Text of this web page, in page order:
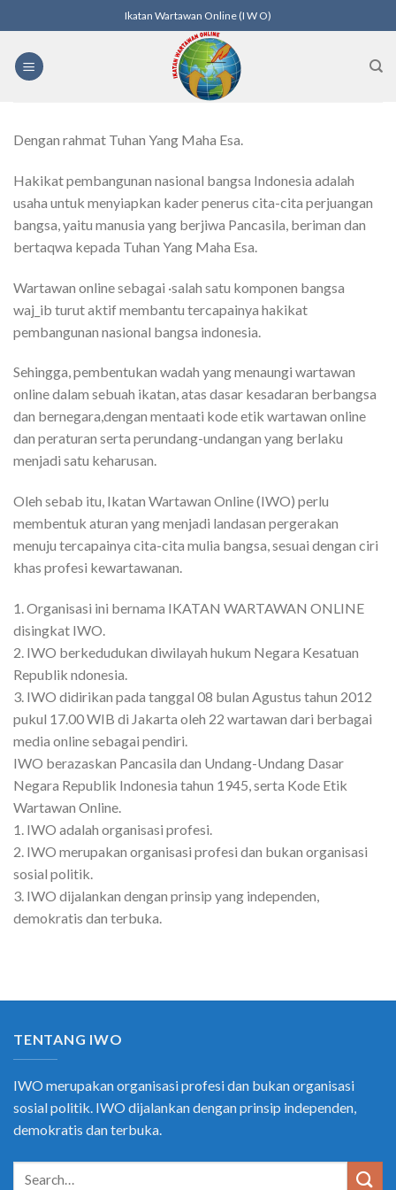
to
content
Ikatan Wartawan Online (I W O)
Dengan rahmat Tuhan Yang Maha Esa.
Hakikat pembangunan nasional bangsa Indonesia adalah
usaha untuk menyiapkan kader penerus cita-cita perjuangan
bangsa, yaitu manusia yang berjiwa Pancasila, beriman dan
bertaqwa kepada Tuhan Yang Maha Esa.
Wartawan online sebagai ·salah satu komponen bangsa
waj_ib turut aktif membantu tercapainya hakikat
pembangunan nasional bangsa indonesia.
Sehingga, pembentukan wadah yang menaungi wartawan
online dalam sebuah ikatan, atas dasar kesadaran berbangsa
dan bernegara,dengan mentaati kode etik wartawan online
dan peraturan serta perundang-undangan yang berlaku
menjadi satu keharusan.
Oleh sebab itu, Ikatan Wartawan Online (IWO) perlu
membentuk aturan yang menjadi landasan pergerakan
menuju tercapainya cita-cita mulia bangsa, sesuai dengan ciri
khas profesi kewartawanan.
1. Organisasi ini bernama IKATAN WARTAWAN ONLINE
disingkat IWO.
2. IWO berkedudukan diwilayah hukum Negara Kesatuan
Republik ndonesia.
3. IWO didirikan pada tanggal 08 bulan Agustus tahun 2012
pukul 17.00 WIB di Jakarta oleh 22 wartawan dari berbagai
media online sebagai pendiri.
IWO berazaskan Pancasila dan Undang-Undang Dasar
Negara Republik Indonesia tahun 1945, serta Kode Etik
Wartawan Online.
1. IWO adalah organisasi profesi.
2. IWO merupakan organisasi profesi dan bukan organisasi
sosial politik.
3. IWO dijalankan dengan prinsip yang independen,
demokratis dan terbuka.
TENTANG IWO
IWO merupakan organisasi profesi dan bukan organisasi
sosial politik. IWO dijalankan dengan prinsip independen,
demokratis dan terbuka.